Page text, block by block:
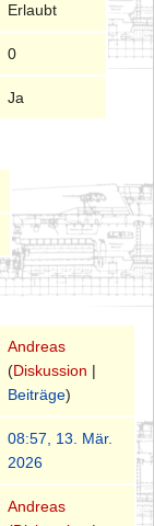
Erlaubt
0
Ja
Andreas
(Diskussion |
Beiträge)
08:57, 13. Mär.
2026
Andreas